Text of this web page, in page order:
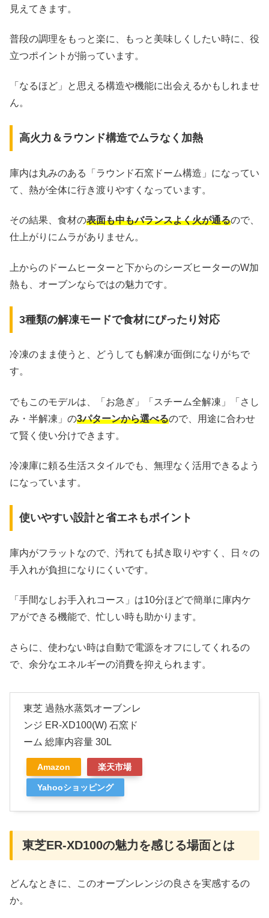
見えてきます。
普段の調理をもっと楽に、もっと美味しくしたい時に、役
立つポイントが揃っています。
「なるほど」と思える構造や機能に出会えるかもしれませ
ん。
高火力＆ラウンド構造でムラなく加熱
庫内は丸みのある「ラウンド石窯ドーム構造」になってい
て、熱が全体に行き渡りやすくなっています。
その結果、食材の表面も中もバランスよく火が通るので、
仕上がりにムラがありません。
上からのドームヒーターと下からのシーズヒーターのW加
熱も、オーブンならではの魅力です。
3種類の解凍モードで食材にぴったり対応
冷凍のまま使うと、どうしても解凍が面倒になりがちで
す。
でもこのモデルは、「お急ぎ」「スチーム全解凍」「さし
み・半解凍」の3パターンから選べるので、用途に合わせ
て賢く使い分けできます。
冷凍庫に頼る生活スタイルでも、無理なく活用できるよう
になっています。
使いやすい設計と省エネもポイント
庫内がフラットなので、汚れても拭き取りやすく、日々の
手入れが負担になりにくいです。
「手間なしお手入れコース」は10分ほどで簡単に庫内ケ
アができる機能で、忙しい時も助かります。
さらに、使わない時は自動で電源をオフにしてくれるの
で、余分なエネルギーの消費を抑えられます。
東芝 過熱水蒸気オーブンレ
ンジ ER-XD100(W) 石窯ド
ーム 総庫内容量 30L
Amazon 楽天市場
Yahooショッピング
東芝ER-XD100の魅力を感じる場面とは
どんなときに、このオーブンレンジの良さを実感するの
か。